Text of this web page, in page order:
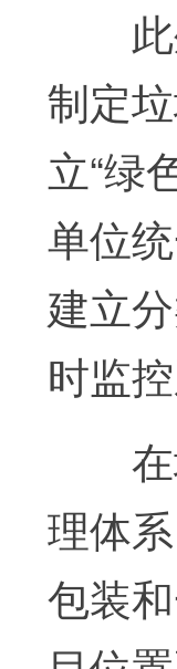
此
制定
立“绿
单位
建立
时监
在
理体
包装